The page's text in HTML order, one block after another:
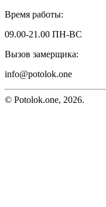
Время работы:
09.00-21.00 ПН-ВС
Вызов замерщика:
info@potolok.one
© Potolok.one, 2026.